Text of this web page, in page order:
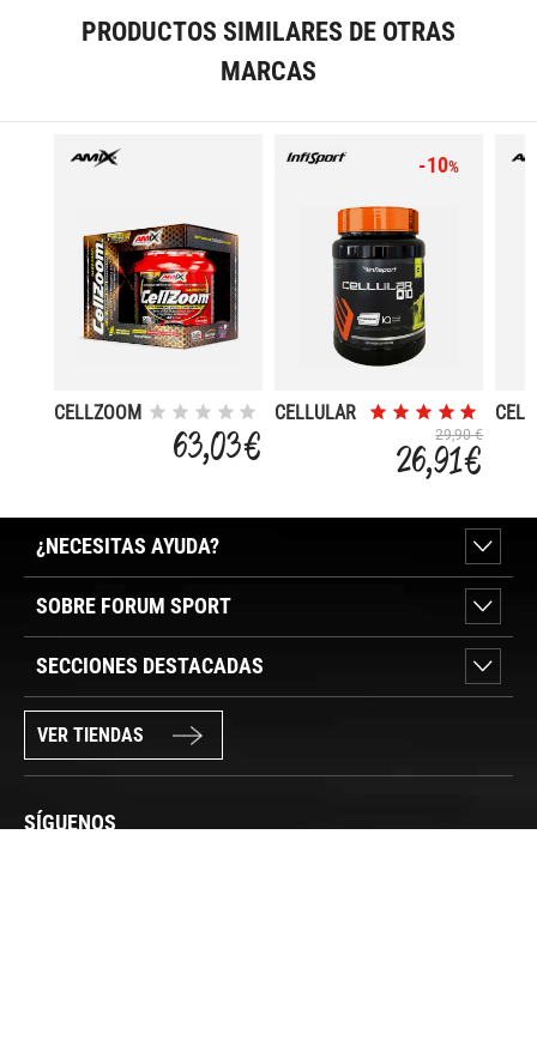
PRODUCTOS SIMILARES DE OTRAS
MARCAS
CELLZOOM
63,03 €
-10%
CELLULAR
29,90 €
26,91 €
¿NECESITAS AYUDA?
SOBRE FORUM SPORT
SECCIONES DESTACADAS
VER TIENDAS
SÍGUENOS